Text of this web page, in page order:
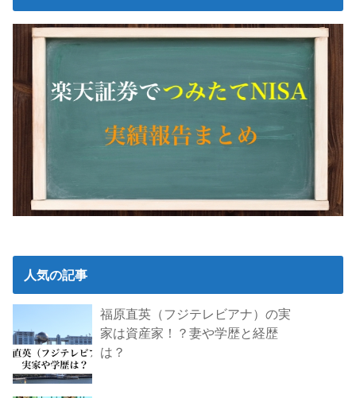
人気の記事
福原直英（フジテレビアナ）の実
家は資産家！？妻や学歴と経歴
は？